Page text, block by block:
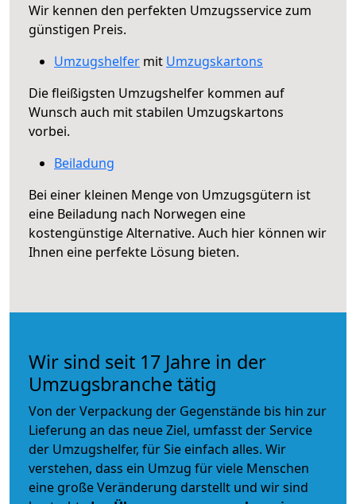
Wir kennen den perfekten Umzugsservice zum
günstigen Preis.
Umzugshelfer mit Umzugskartons
Die fleißigsten Umzugshelfer kommen auf
Wunsch auch mit stabilen Umzugskartons
vorbei.
Beiladung
Bei einer kleinen Menge von Umzugsgütern ist
eine Beiladung nach Norwegen eine
kostengünstige Alternative. Auch hier können wir
Ihnen eine perfekte Lösung bieten.
Wir sind seit 17 Jahre in der
Umzugsbranche tätig
Von der Verpackung der Gegenstände bis hin zur
Lieferung an das neue Ziel, umfasst der Service
der Umzugshelfer, für Sie einfach alles. Wir
verstehen, dass ein Umzug für viele Menschen
eine große Veränderung darstellt und wir sind